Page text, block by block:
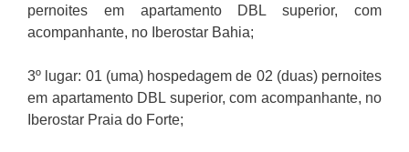
pernoites em apartamento DBL superior, com
acompanhante, no Iberostar Bahia;
3º lugar: 01 (uma) hospedagem de 02 (duas) pernoites
em apartamento DBL superior, com acompanhante, no
Iberostar Praia do Forte;